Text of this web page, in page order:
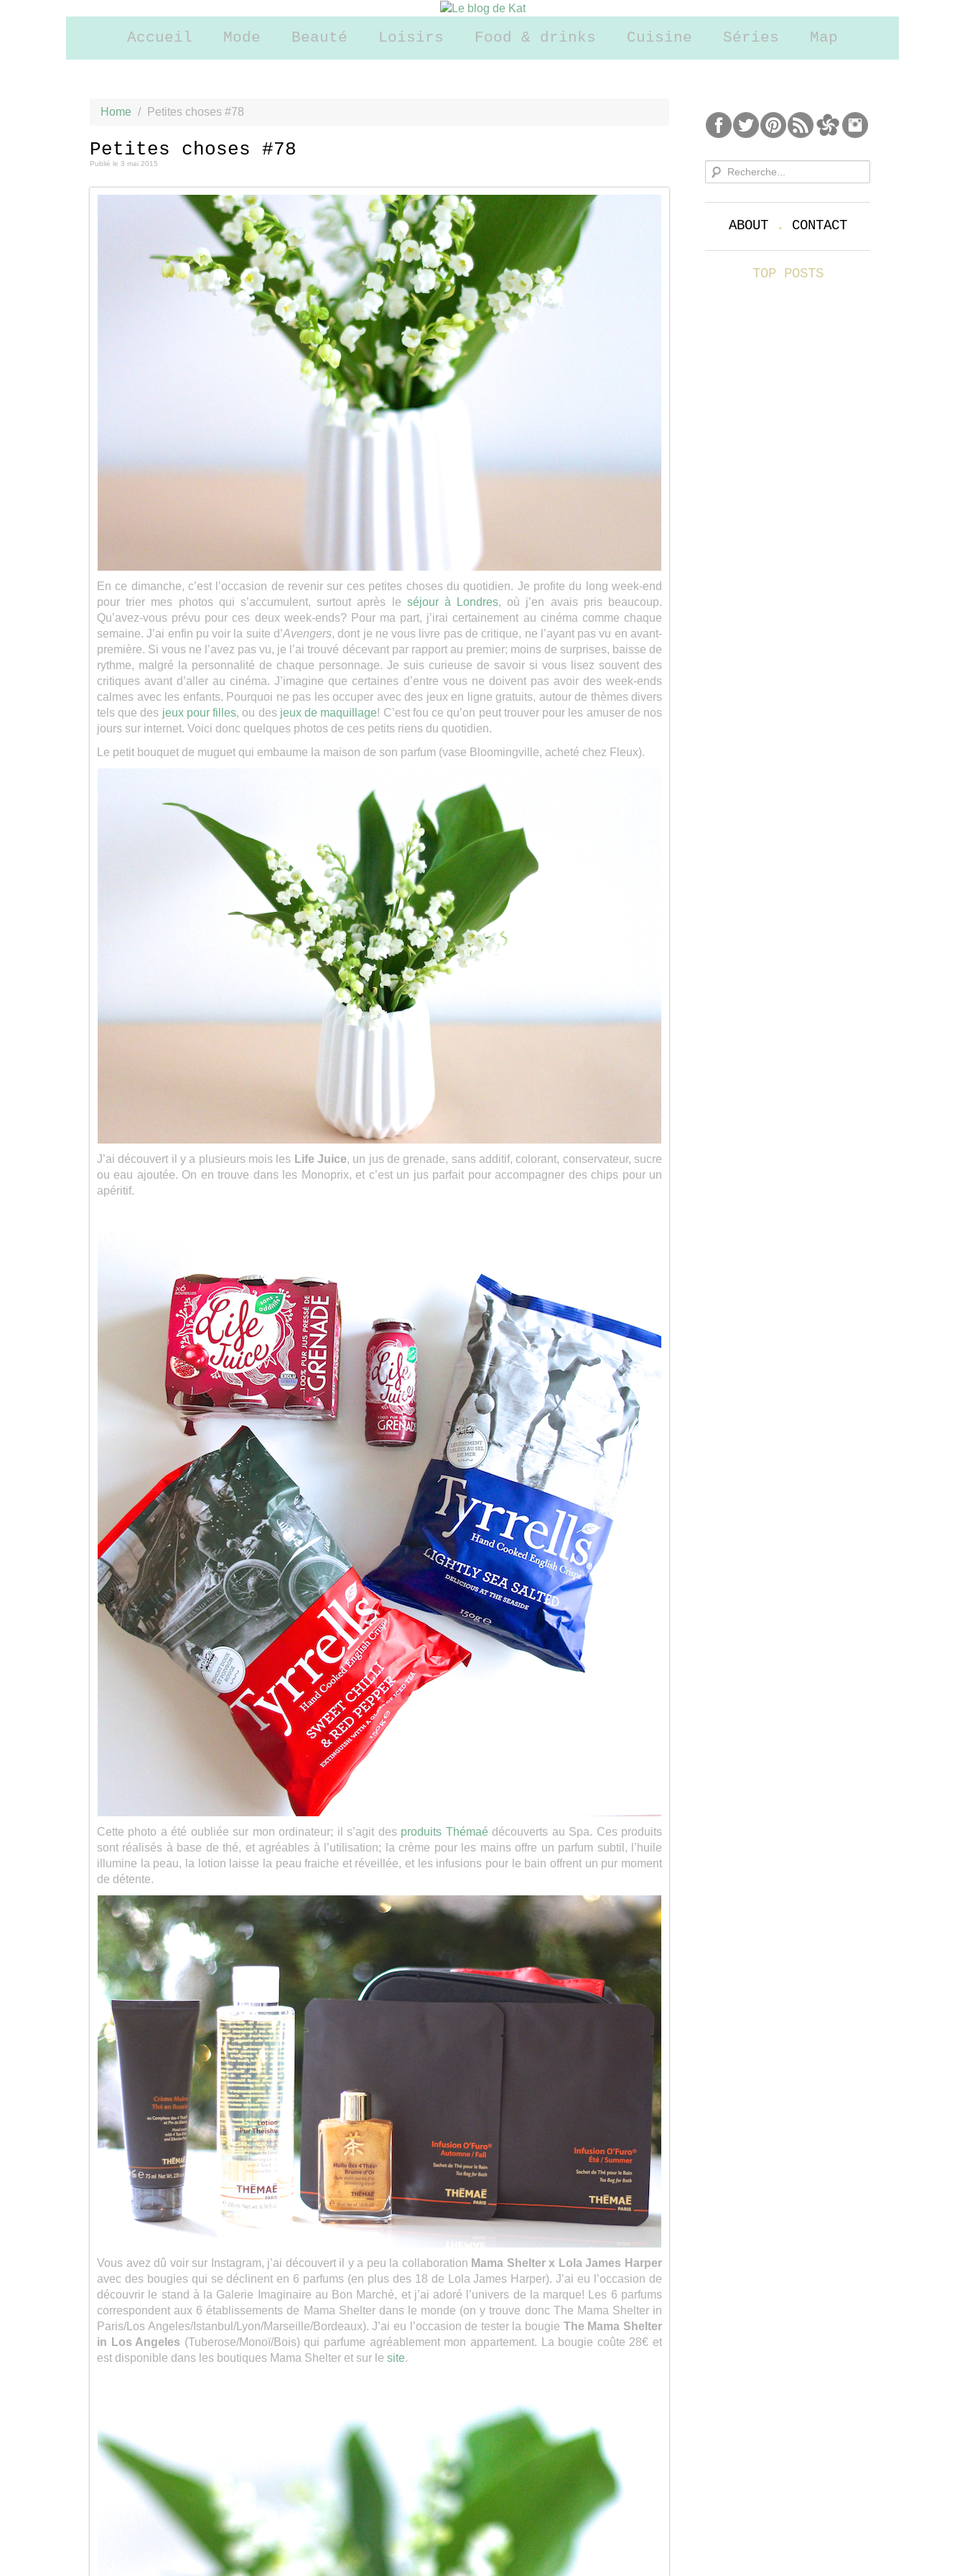
Accueil Mode Beauté Loisirs Food & drinks Cuisine Séries Map
Home / Petites choses #78
Petites choses #78
Publié le 3 mai 2015
En ce dimanche, c’est l’occasion de revenir sur ces petites choses du quotidien. Je profite du long week-end
pour trier mes photos qui s’accumulent, surtout après le séjour à Londres, où j’en avais pris beaucoup.
Qu’avez-vous prévu pour ces deux week-ends? Pour ma part, j’irai certainement au cinéma comme chaque
semaine. J’ai enfin pu voir la suite d’Avengers, dont je ne vous livre pas de critique, ne l’ayant pas vu en avant-
première. Si vous ne l’avez pas vu, je l’ai trouvé décevant par rapport au premier; moins de surprises, baisse de
rythme, malgré la personnalité de chaque personnage. Je suis curieuse de savoir si vous lisez souvent des
critiques avant d’aller au cinéma. J’imagine que certaines d’entre vous ne doivent pas avoir des week-ends
calmes avec les enfants. Pourquoi ne pas les occuper avec des jeux en ligne gratuits, autour de thèmes divers
tels que des jeux pour filles, ou des jeux de maquillage! C’est fou ce qu’on peut trouver pour les amuser de nos
jours sur internet. Voici donc quelques photos de ces petits riens du quotidien.
Le petit bouquet de muguet qui embaume la maison de son parfum (vase Bloomingville, acheté chez Fleux).
J’ai découvert il y a plusieurs mois les Life Juice, un jus de grenade, sans additif, colorant, conservateur, sucre
ou eau ajoutée. On en trouve dans les Monoprix, et c’est un jus parfait pour accompagner des chips pour un
apéritif.
Cette photo a été oubliée sur mon ordinateur; il s’agit des produits Thémaédécouverts au Spa. Ces produits
sont réalisés à base de thé, et agréables à l’utilisation; la crème pour les mains offre un parfum subtil, l’huile
illumine la peau, la lotion laisse la peau fraiche et réveillée, et les infusions pour le bain offrent un pur moment
de détente.
Vous avez dû voir sur Instagram, j’ai découvert il y a peu la collaboration Mama Shelter x Lola James Harper
avec des bougies qui se déclinent en 6 parfums (en plus des 18 de Lola James Harper). J’ai eu l’occasion de
découvrir le stand à la Galerie Imaginaire au Bon Marché, et j’ai adoré l’univers de la marque! Les 6 parfums
correspondent aux 6 établissements de Mama Shelter dans le monde (on y trouve donc The Mama Shelter in
Paris/Los Angeles/Istanbul/Lyon/Marseille/Bordeaux). J’ai eu l’occasion de tester la bougie The Mama Shelter
in Los Angeles (Tuberose/Monoï/Bois) qui parfume agréablement mon appartement. La bougie coûte 28€ et
est disponible dans les boutiques Mama Shelter et sur le site.
ABOUT. CONTACT
TOP POSTS